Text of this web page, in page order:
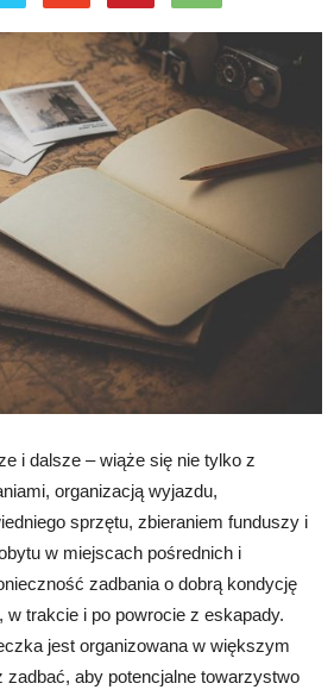
i dalsze – wiąże się nie tylko z
organizacją wyjazdu,
sprzętu, zbieraniem funduszy i
w miejscach pośrednich i
zadbania o dobrą kondycję
trakcie i po powrocie z eskapady.
jest organizowana w większym
zadbać, aby potencjalne towarzystwo